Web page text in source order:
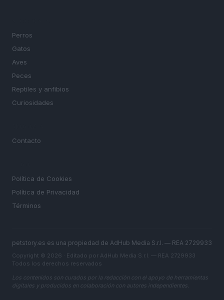
Perros
Gatos
Aves
Peces
Reptiles y anfibios
Curiosidades
Contacto
Política de Cookies
Política de Privacidad
Términos
petstory.es es una propiedad de AdHub Media S.r.l. — REA 2729933
Copyright © 2026 · Editado por AdHub Media S.r.l. — REA 2729933
Todos los derechos reservados
Los contenidos son curados por la redacción con el apoyo de herramientas
digitales y producidos en colaboración con autores independientes.